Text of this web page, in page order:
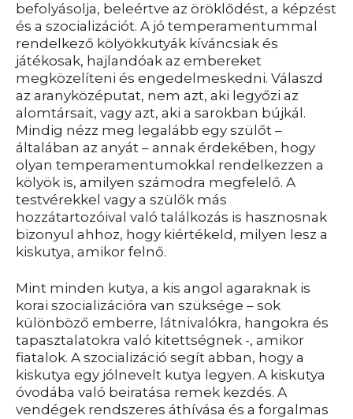
befolyásolja, beleértve az öröklődést, a képzést
és a szocializációt. A jó temperamentummal
rendelkező kölyökkutyák kíváncsiak és
játékosak, hajlandóak az embereket
megközelíteni és engedelmeskedni. Válaszd
az aranyközéputat, nem azt, aki legyőzi az
alomtársait, vagy azt, aki a sarokban bújkál.
Mindig nézz meg legalább egy szülőt –
általában az anyát – annak érdekében, hogy
olyan temperamentumokkal rendelkezzen a
kölyök is, amilyen számodra megfelelő. A
testvérekkel vagy a szülők más
hozzátartozóival való találkozás is hasznosnak
bizonyul ahhoz, hogy kiértékeld, milyen lesz a
kiskutya, amikor felnő.
Mint minden kutya, a kis angol agaraknak is
korai szocializációra van szüksége – sok
különböző emberre, látnivalókra, hangokra és
tapasztalatokra való kitettségnek -, amikor
fiatalok. A szocializáció segít abban, hogy a
kiskutya egy jólnevelt kutya legyen. A kiskutya
óvodába való beiratása remek kezdés. A
vendégek rendszeres áthívása és a forgalmas